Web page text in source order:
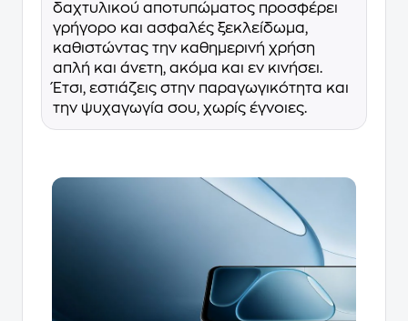
δαχτυλικού αποτυπώματος προσφέρει
γρήγορο και ασφαλές ξεκλείδωμα,
καθιστώντας την καθημερινή χρήση
απλή και άνετη, ακόμα και εν κινήσει.
Έτσι, εστιάζεις στην παραγωγικότητα και
την ψυχαγωγία σου, χωρίς έγνοιες.